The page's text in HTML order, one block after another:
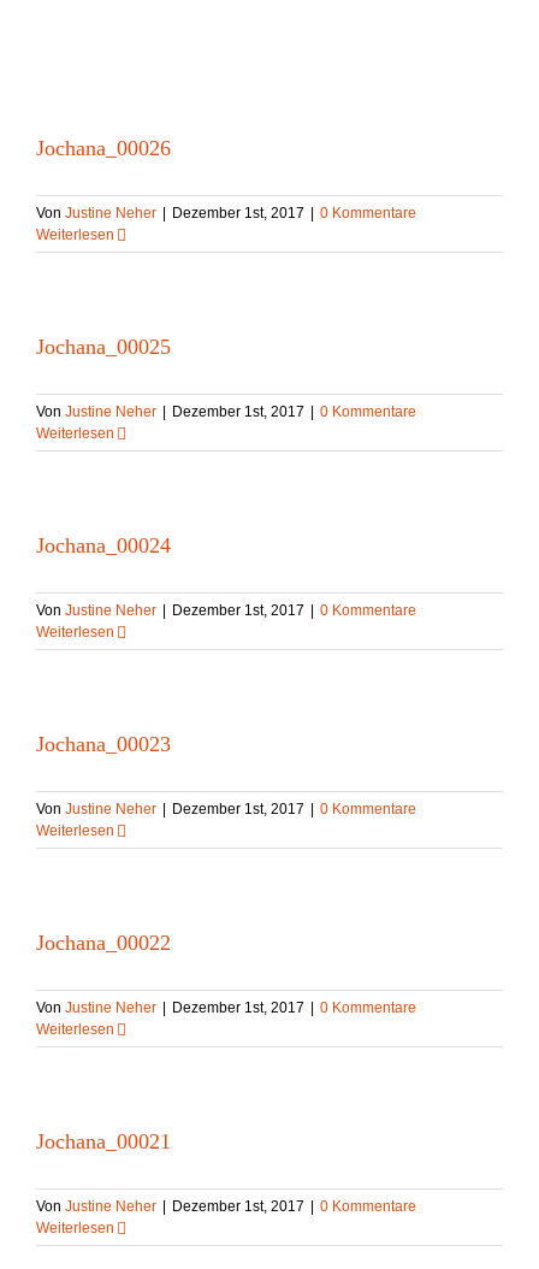
Jochana_00026
Von Justine Neher Dezember 1st, 2017
0 Kommentare
Weiterlesen
Jochana_00025
Von Justine Neher Dezember 1st, 2017
0 Kommentare
Weiterlesen
Jochana_00024
Von Justine Neher Dezember 1st, 2017
0 Kommentare
Weiterlesen
Jochana_00023
Von Justine Neher Dezember 1st, 2017
0 Kommentare
Weiterlesen
Jochana_00022
Von Justine Neher Dezember 1st, 2017
0 Kommentare
Weiterlesen
Jochana_00021
Von Justine Neher Dezember 1st, 2017
0 Kommentare
Weiterlesen